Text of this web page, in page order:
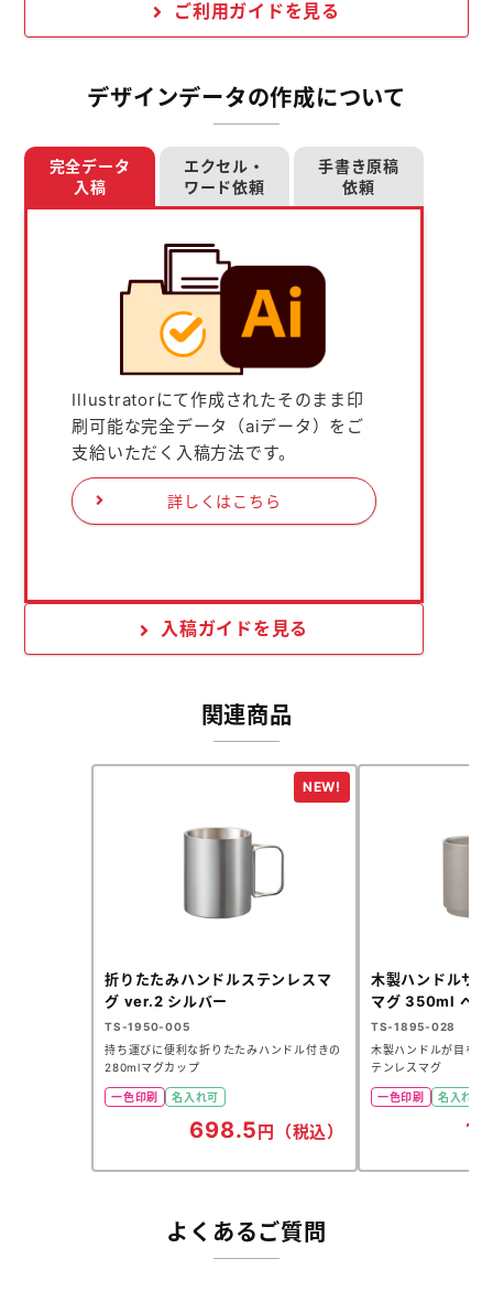
ご利用ガイドを見る
デザインデータの作成について
完全データ
入稿
エクセル・
ワード依頼
手書き原稿
依頼
Illustratorにて作成されたそのまま印
刷可能な完全データ（aiデータ）をご
支給いただく入稿方法です。
詳しくはこちら
入稿ガイドを見る
関連商品
折りたたみハンドルステンレスマ
グ ver.2 シルバー
TS-1950-005
持ち運びに便利な折りたたみハンドル付きの
280mlマグカップ
一色印刷 名入れ可
698.5円（税込）
木製ハンドルサ
マグ 350ml ベー
TS-1895-028
木製ハンドルが目を
テンレスマグ
一色印刷 名入れ可
よくあるご質問